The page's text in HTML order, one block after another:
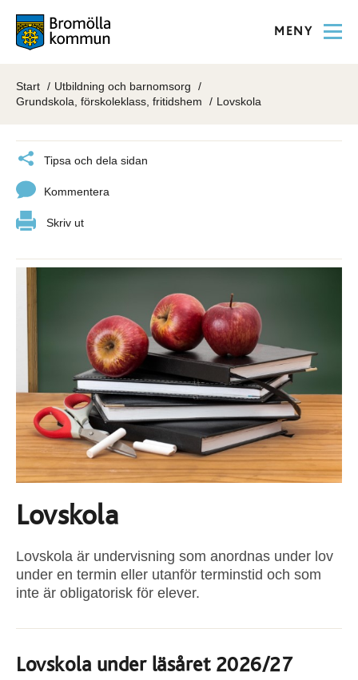
MENY
Start
Utbildning och barnomsorg
Grundskola, förskoleklass, fritidshem
Lovskola
Tipsa och dela sidan
Kommentera
Skriv ut
Lovskola
Lovskola är undervisning som anordnas under lov
under en termin eller utanför terminstid och som
inte är obligatorisk för elever.
Lovskola under läsåret 2026/27